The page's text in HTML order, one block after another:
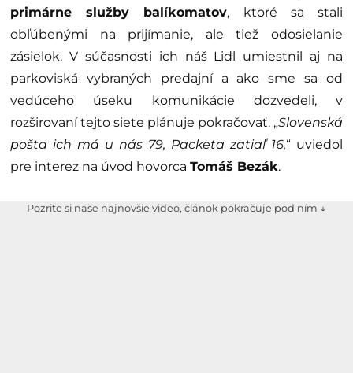
primárne služby balíkomatov, ktoré sa stali
obľúbenými na prijímanie, ale tiež odosielanie
zásielok. V súčasnosti ich náš Lidl umiestnil aj na
parkoviská vybraných predajní a ako sme sa od
vedúceho úseku komunikácie dozvedeli, v
rozširovaní tejto siete plánuje pokračovať. „Slovenská
pošta ich má u nás 79, Packeta zatiaľ 16,“ uviedol
pre interez na úvod hovorca Tomáš Bezák.
Pozrite si naše najnovšie video, článok pokračuje pod ním ↓